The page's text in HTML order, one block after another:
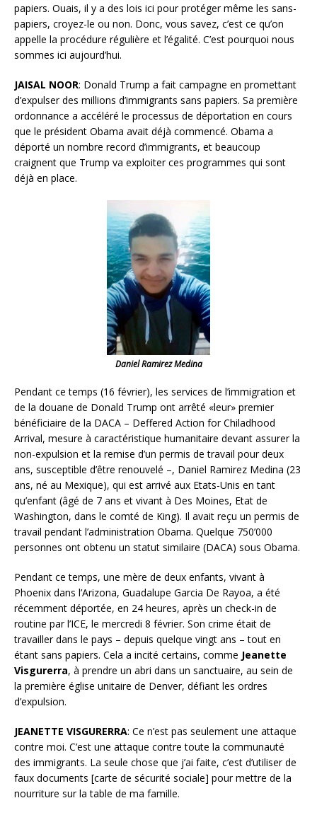
papiers. Ouais, il y a des lois ici pour protéger même les sans-
papiers, croyez-le ou non. Donc, vous savez, c’est ce qu’on
appelle la procédure régulière et l’égalité. C’est pourquoi nous
sommes ici aujourd’hui.
JAISAL NOOR: Donald Trump a fait campagne en promettant
d’expulser des millions d’immigrants sans papiers. Sa première
ordonnance a accéléré le processus de déportation en cours
que le président Obama avait déjà commencé. Obama a
déporté un nombre record d’immigrants, et beaucoup
craignent que Trump va exploiter ces programmes qui sont
déjà en place.
Daniel Ramirez Medina
Pendant ce temps (16 février), les services de l’immigration et
de la douane de Donald Trump ont arrêté «leur» premier
bénéficiaire de la DACA – Deffered Action for Chiladhood
Arrival, mesure à caractéristique humanitaire devant assurer la
non-expulsion et la remise d’un permis de travail pour deux
ans, susceptible d’être renouvelé –, Daniel Ramirez Medina (23
ans, né au Mexique), qui est arrivé aux Etats-Unis en tant
qu’enfant (âgé de 7 ans et vivant à Des Moines, Etat de
Washington, dans le comté de King). Il avait reçu un permis de
travail pendant l’administration Obama. Quelque 750’000
personnes ont obtenu un statut similaire (DACA) sous Obama.
Pendant ce temps, une mère de deux enfants, vivant à
Phoenix dans l’Arizona, Guadalupe Garcia De Rayoa, a été
récemment déportée, en 24 heures, après un check-in de
routine par l’ICE, le mercredi 8 février. Son crime était de
travailler dans le pays – depuis quelque vingt ans – tout en
étant sans papiers. Cela a incité certains, comme Jeanette
Visgurerra, à prendre un abri dans un sanctuaire, au sein de
la première église unitaire de Denver, défiant les ordres
d’expulsion.
JEANETTE VISGURERRA: Ce n’est pas seulement une attaque
contre moi. C’est une attaque contre toute la communauté
des immigrants. La seule chose que j’ai faite, c’est d’utiliser de
faux documents [carte de sécurité sociale] pour mettre de la
nourriture sur la table de ma famille.